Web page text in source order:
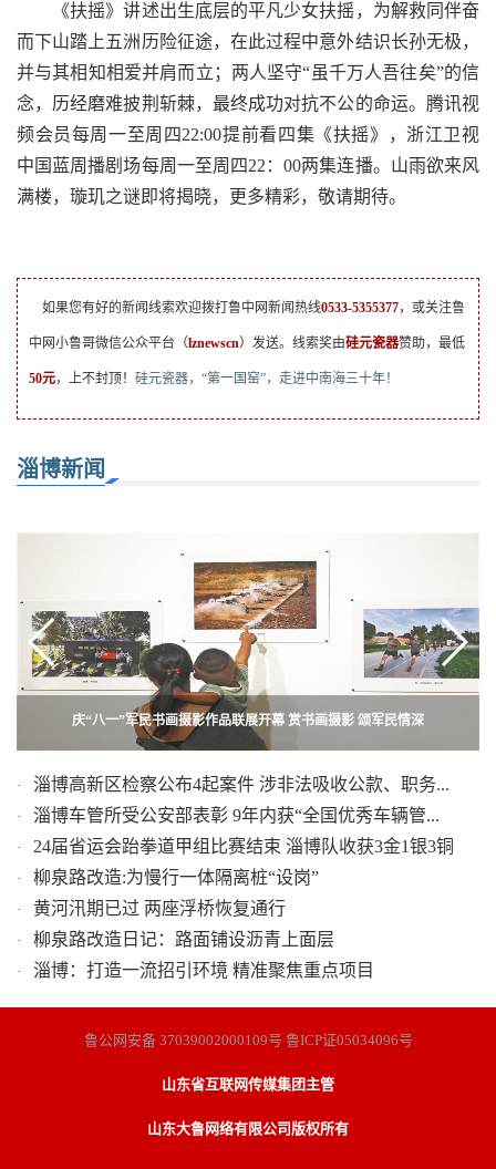
《扶摇》讲述出生底层的平凡少女扶摇，为解救同伴奋
而下山踏上五洲历险征途，在此过程中意外结识长孙无极，
并与其相知相爱并肩而立；两人坚守“虽千万人吾往矣”的信
念，历经磨难披荆斩棘，最终成功对抗不公的命运。腾讯视
频会员每周一至周四22:00提前看四集《扶摇》，浙江卫视
中国蓝周播剧场每周一至周四22：00两集连播。山雨欲来风
满楼，璇玑之谜即将揭晓，更多精彩，敬请期待。
如果您有好的新闻线索欢迎拨打鲁中网新闻热线0533-5355377，或关注鲁
中网小鲁哥微信公众平台（lznewscn）发送。线索奖由硅元瓷器赞助，最低
50元，上不封顶！ 硅元瓷器，“第一国窑”，走进中南海三十年！
淄博新闻
多车相撞追尾交通一度受阻 6辆车不同程度受损
庆“八一”军民书画摄影作品联展开幕 赏书画摄影 颂军民情深
· 淄博高新区检察公布4起案件 涉非法吸收公款、职务...
· 淄博车管所受公安部表彰 9年内获“全国优秀车辆管...
· 24届省运会跆拳道甲组比赛结束 淄博队收获3金1银3铜
· 柳泉路改造:为慢行一体隔离桩“设岗”
· 黄河汛期已过 两座浮桥恢复通行
· 柳泉路改造日记：路面铺设沥青上面层
· 淄博：打造一流招引环境 精准聚焦重点项目
鲁公网安备 37039002000109号 鲁ICP证05034096号
山东省互联网传媒集团主管
山东大鲁网络有限公司版权所有